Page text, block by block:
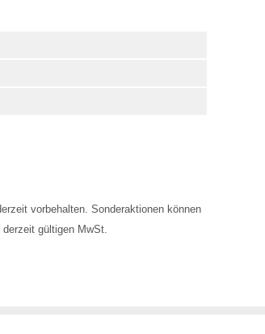
vorbehalten. Sonderaktionen können
gültigen MwSt.